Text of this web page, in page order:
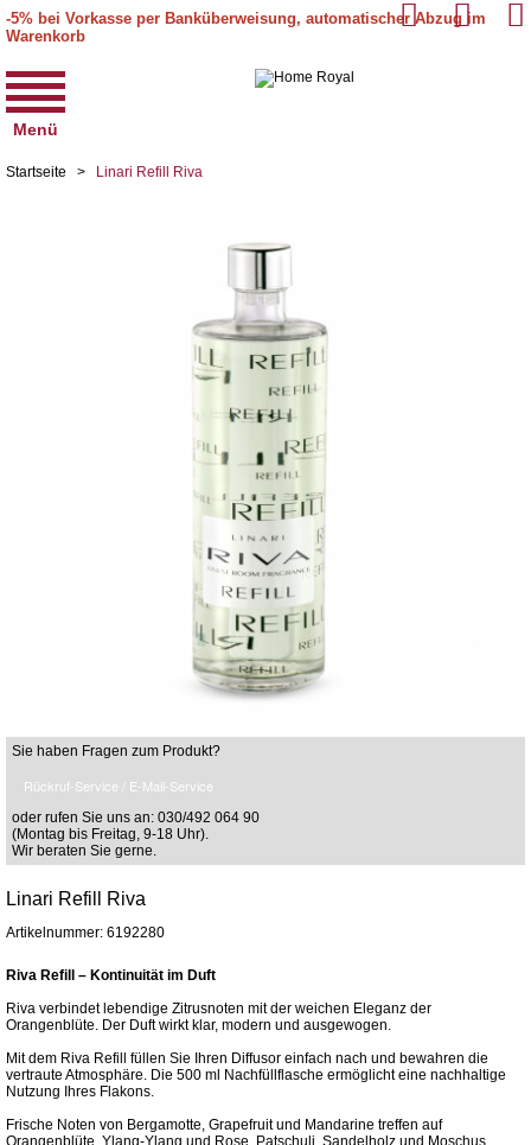
-5% bei Vorkasse per Banküberweisung, automatischer Abzug im
Warenkorb
Menü
Startseite > Linari Refill Riva
Sie haben Fragen zum Produkt?
Rückruf-Service / E-Mail-Service
oder rufen Sie uns an: 030/492 064 90
(Montag bis Freitag, 9-18 Uhr).
Wir beraten Sie gerne.
Linari Refill Riva
Artikelnummer: 6192280
Riva Refill – Kontinuität im Duft
Riva verbindet lebendige Zitrusnoten mit der weichen Eleganz der
Orangenblüte. Der Duft wirkt klar, modern und ausgewogen.
Mit dem Riva Refill füllen Sie Ihren Diffusor einfach nach und bewahren die
vertraute Atmosphäre. Die 500 ml Nachfüllflasche ermöglicht eine nachhaltige
Nutzung Ihres Flakons.
Frische Noten von Bergamotte, Grapefruit und Mandarine treffen auf
Orangenblüte, Ylang-Ylang und Rose. Patschuli, Sandelholz und Moschus